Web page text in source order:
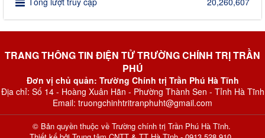
TRANG THÔNG TIN ĐIỆN TỬ TRƯỜNG CHÍNH TRỊ TRẦN
PHÚ
Đơn vị chủ quản: Trường Chính trị Trần Phú Hà Tĩnh
Địa chỉ: Số 14 - Hoàng Xuân Hãn - Phường Thành Sen - Tỉnh Hà Tĩnh
Email: truongchinhtritranphuht@gmail.com
© Bản quyền thuộc về Trường chính trị Trần Phú Hà Tĩnh.